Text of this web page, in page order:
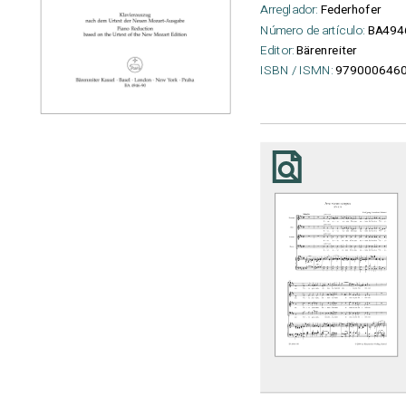
Arreglador: Federhofer
Número de artículo:
Editor:Bärenreiter
ISBN / ISMN: